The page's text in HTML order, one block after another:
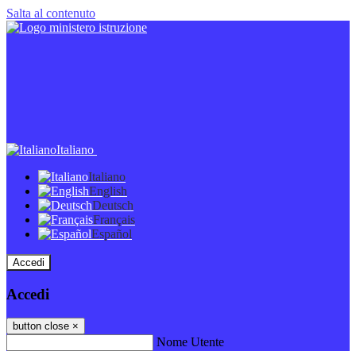
Salta al contenuto
Italiano
Italiano
English
Deutsch
Français
Español
Accedi
Accedi
button close ×
Nome Utente